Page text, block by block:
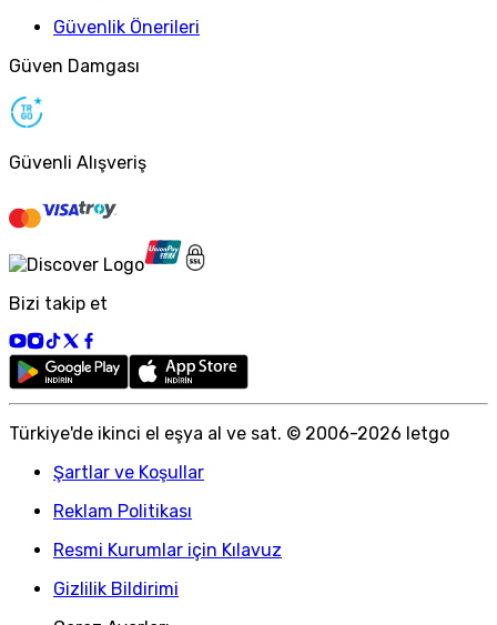
Güvenlik Önerileri
Güven Damgası
Güvenli Alışveriş
Bizi takip et
Türkiye'de ikinci el eşya al ve sat. © 2006-2026 letgo
Şartlar ve Koşullar
Reklam Politikası
Resmi Kurumlar için Kılavuz
Gizlilik Bildirimi